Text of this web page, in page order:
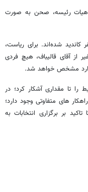
هیات رئیسه، صحن به صورت
درباره تعداد کاندیداها گفت: حدود ۱۰ نفر کاندید شده‌اند. برای ریاست،
آقای قالیباف، هیچ فردی
مشخص خواهد شد.
را تا مقداری آشکار کرد؛ در
های متفاوتی وجود دارد؛
بر برگزاری انتخابات به